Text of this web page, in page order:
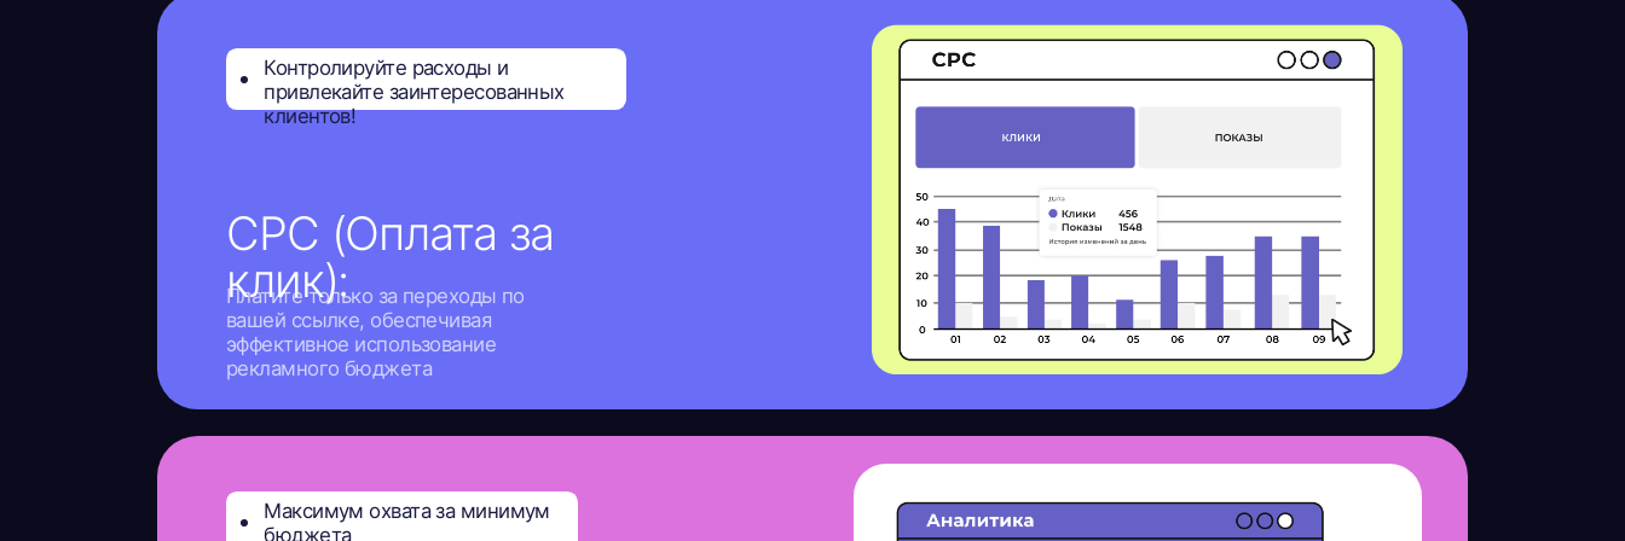
просмотры):
Нативные интеграции у блогеров с оплатой
за реальные просмотры. Низкая стоимость
контакта и широкий охват — идеально для
задач по узнаваемости бренда и
масштабированию аудитории
Максимум охвата за минимум
бюджета